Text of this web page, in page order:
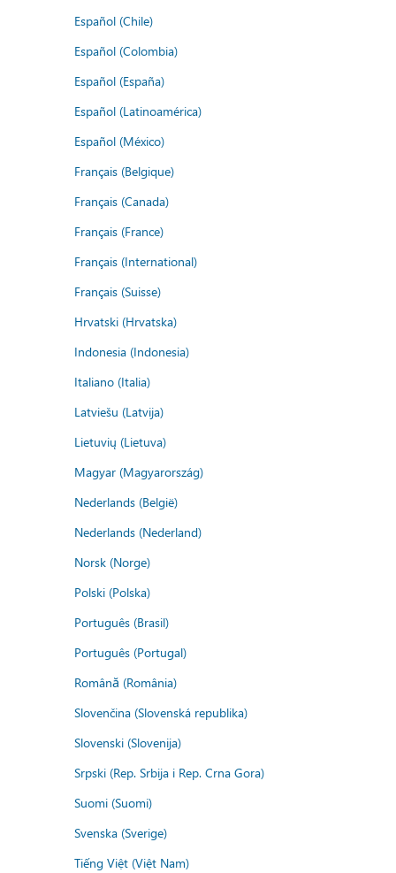
Español (Chile)
Español (Colombia)
Español (España)
Español (Latinoamérica)
Español (México)
Français (Belgique)
Français (Canada)
Français (France)
Français (International)
Français (Suisse)
Hrvatski (Hrvatska)
Indonesia (Indonesia)
Italiano (Italia)
Latviešu (Latvija)
Lietuvių (Lietuva)
Magyar (Magyarország)
Nederlands (België)
Nederlands (Nederland)
Norsk (Norge)
Polski (Polska)
Português (Brasil)
Português (Portugal)
Română (România)
Slovenčina (Slovenská republika)
Slovenski (Slovenija)
Srpski (Rep. Srbija i Rep. Crna Gora)
Suomi (Suomi)
Svenska (Sverige)
Tiếng Việt (Việt Nam)